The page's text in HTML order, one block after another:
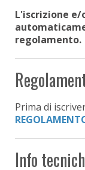
L'iscrizione
regolamento.
Prima di
Info